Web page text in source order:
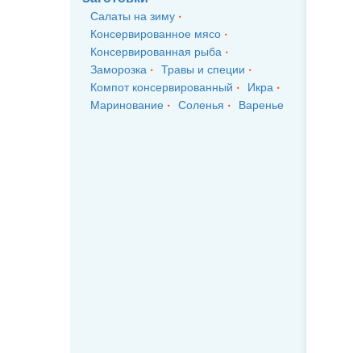
Салаты на зиму
Консервированное мясо
Консервированная рыба
Заморозка
Травы и специи
Компот консервированный
Икра
Маринование
Соленья Варенье